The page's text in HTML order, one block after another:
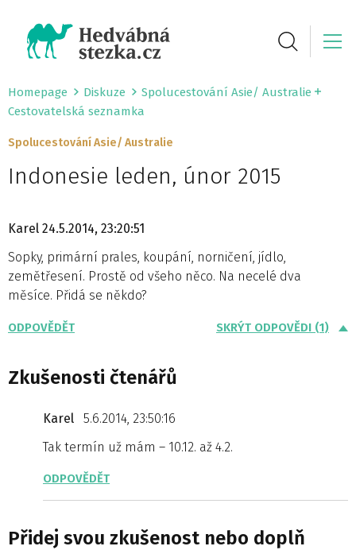
Homepage Diskuze
Spolucestování Asie/ Australie
Cestovatelská seznamka
Spolucestování Asie/ Australie
Indonesie leden, únor 2015
Karel 24.5.2014, 23:20:51
Sopky, primární prales, koupání, norničení, jídlo,
zemětřesení. Prostě od všeho něco. Na necelé dva
měsíce. Přidá se někdo?
ODPOVĚDĚT SKRÝT ODPOVĚDI (1)
Zkušenosti čtenářů
Karel
5.6.2014, 23:50:16
Tak termín už mám – 10.12. až 4.2.
ODPOVĚDĚT
Přidej svou zkušenost nebo doplň